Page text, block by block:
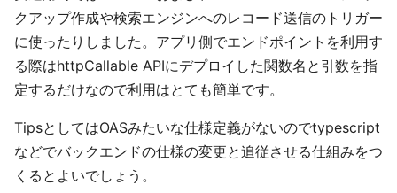
クアップ作成や検索エンジンへのレコード送信のトリガー
に使ったりしました。アプリ側でエンドポイントを利用す
る際はhttpCallable APIにデプロイした関数名と引数を指
定するだけなので利用はとても簡単です。
TipsとしてはOASみたいな仕様定義がないのでtypescript
などでバックエンドの仕様の変更と追従させる仕組みをつ
くるとよいでしょう。